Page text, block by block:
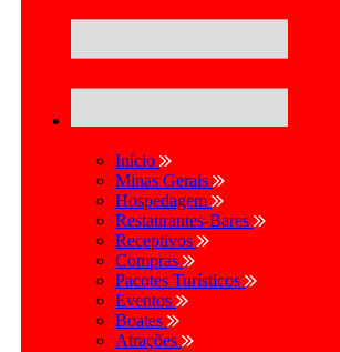
Início
Minas Gerais
Hospedagem
Restaurantes-Bares
Receptivos
Compras
Pacotes Turísticos
Eventos
Boates
Atrações